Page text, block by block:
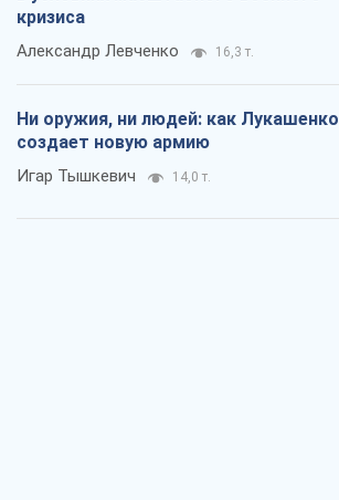
кризиса
Александр Левченко 16,3 т.
Ни оружия, ни людей: как Лукашенко
создает новую армию
Игар Тышкевич 14,0 т.